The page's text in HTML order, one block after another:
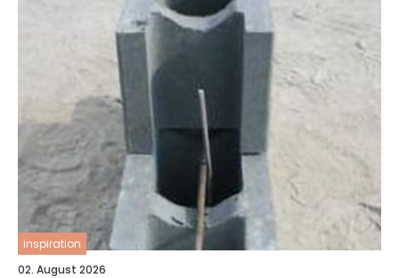
inspiration
02. August 2026